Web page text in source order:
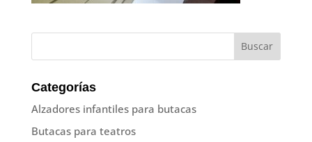
Categorías
Alzadores infantiles para butacas
Butacas para teatros